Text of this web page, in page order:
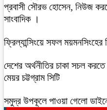
প্রবাসী সৌরভ হোসেন, নিউজ
সাংবাদিক ।
ফ্রিল্যান্সিংয়ে সফল
দেশের অর্থনীতির চাকা সচল করতে
মেয়র চট্টগ্রাম সিটি
সমুদ্র উপকূলে পাওয়া গেলো